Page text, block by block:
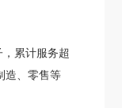
累计服务超
造、零售等